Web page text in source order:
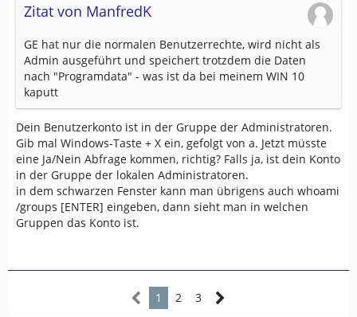
Zitat von ManfredK
GE hat nur die normalen Benutzerrechte, wird nicht als
Admin ausgeführt und speichert trotzdem die Daten
nach "Programdata" - was ist da bei meinem WIN 10
kaputt
Dein Benutzerkonto ist in der Gruppe der Administratoren.
Gib mal Windows-Taste + X ein, gefolgt von a. Jetzt müsste
eine Ja/Nein Abfrage kommen, richtig? Falls ja, ist dein Konto
in der Gruppe der lokalen Administratoren.
in dem schwarzen Fenster kann man übrigens auch whoami
/groups [ENTER] eingeben, dann sieht man in welchen
Gruppen das Konto ist.
1 2 3